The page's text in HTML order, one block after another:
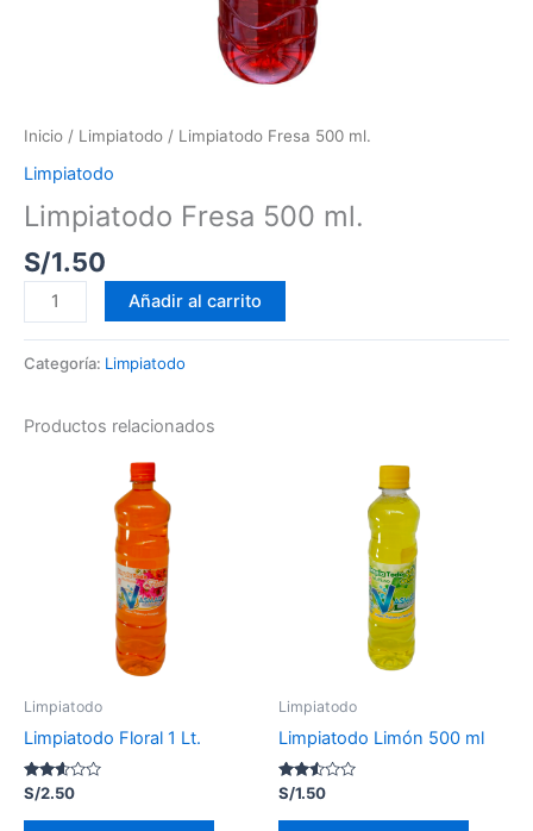
Inicio / Limpiatodo / Limpiatodo Fresa 500 ml.
Limpiatodo
Limpiatodo Fresa 500 ml.
S/1.50
Añadir al carrito
Categoría: Limpiatodo
Productos relacionados
Limpiatodo
Limpiatodo Floral 1 Lt.
Valorado
con
2.49
S/2.50
Limpiatodo
Limpiatodo Limón 500 ml
Valorado
con
2.46
S/1.50